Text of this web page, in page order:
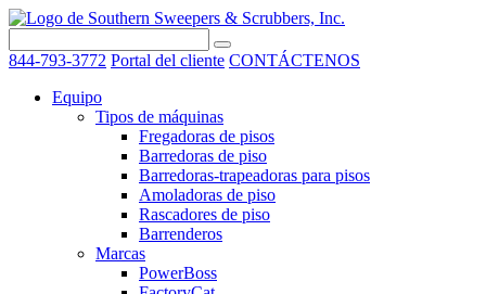
844-793-3772 Portal del cliente CONTÁCTENOS
Equipo
Tipos de máquinas
Fregadoras de pisos
Barredoras de piso
Barredoras-trapeadoras para pisos
Amoladoras de piso
Rascadores de piso
Barrenderos
Marcas
PowerBoss